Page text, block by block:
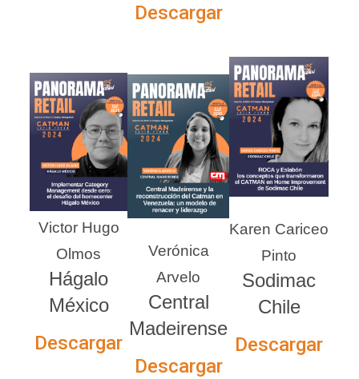
Descargar
Victor Hugo
Olmos
Hágalo
México
Descargar
Verónica
Arvelo
Central
Madeirense
Descargar
Karen Cariceo
Pinto
Sodimac
Chile
Descargar